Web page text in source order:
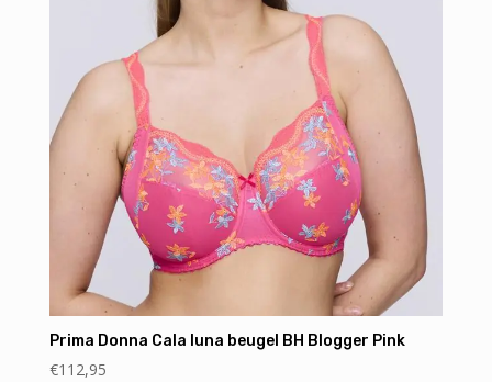
Prima Donna Cala luna beugel BH Blogger Pink
€112,95